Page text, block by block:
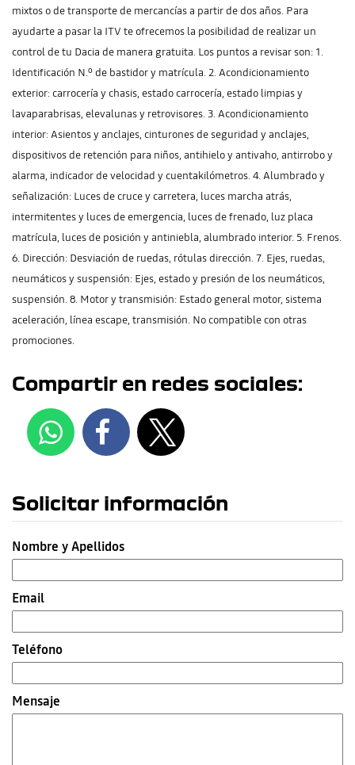
mixtos o de transporte de mercancías a partir de dos años. Para
ayudarte a pasar la ITV te ofrecemos la posibilidad de realizar un
control de tu Dacia de manera gratuita. Los puntos a revisar son: 1.
Identificación N.º de bastidor y matrícula. 2. Acondicionamiento
exterior: carrocería y chasis, estado carrocería, estado limpias y
lavaparabrisas, elevalunas y retrovisores. 3. Acondicionamiento
interior: Asientos y anclajes, cinturones de seguridad y anclajes,
dispositivos de retención para niños, antihielo y antivaho, antirrobo y
alarma, indicador de velocidad y cuentakilómetros. 4. Alumbrado y
señalización: Luces de cruce y carretera, luces marcha atrás,
intermitentes y luces de emergencia, luces de frenado, luz placa
matrícula, luces de posición y antiniebla, alumbrado interior. 5. Frenos.
6. Dirección: Desviación de ruedas, rótulas dirección. 7. Ejes, ruedas,
neumáticos y suspensión: Ejes, estado y presión de los neumáticos,
suspensión. 8. Motor y transmisión: Estado general motor, sistema
aceleración, línea escape, transmisión. No compatible con otras
promociones.
Compartir en redes sociales:
Solicitar información
Nombre y Apellidos
Email
Teléfono
Mensaje